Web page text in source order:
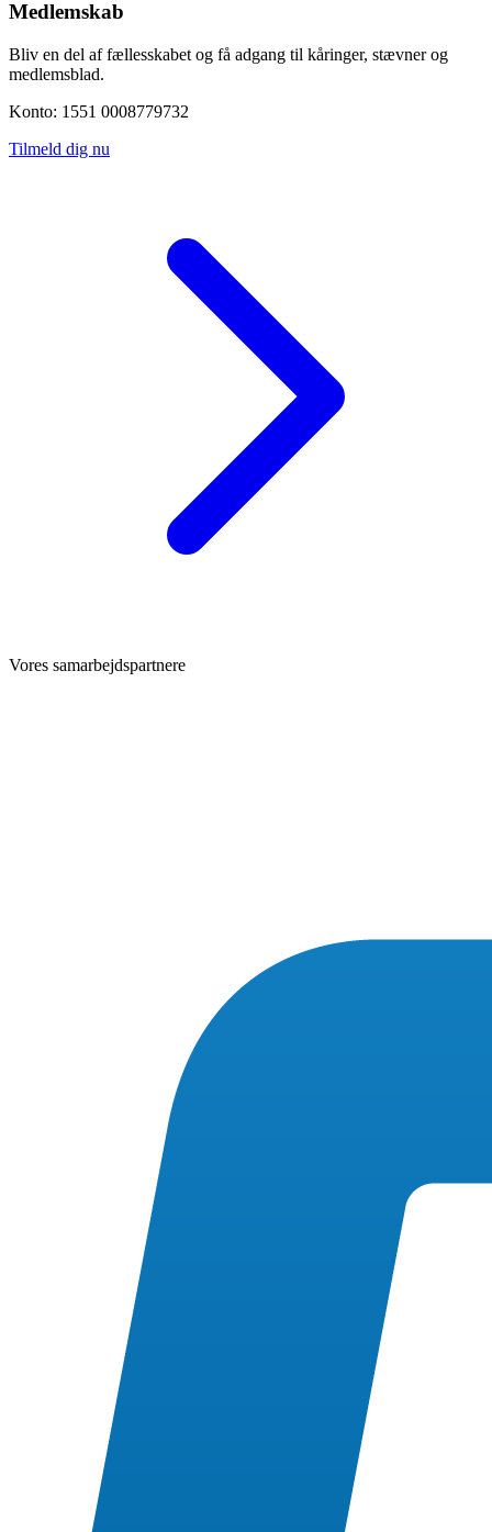
Medlemskab
Bliv en del af fællesskabet og få adgang til kåringer, stævner og
medlemsblad.
Konto: 1551 0008779732
Tilmeld dig nu
Vores samarbejdspartnere